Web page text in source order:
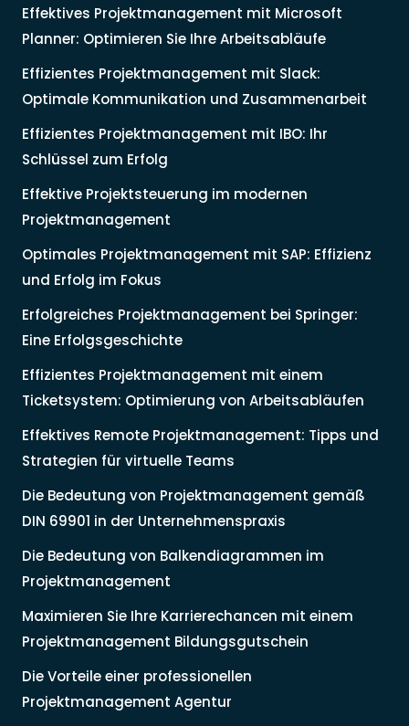
Effektives Projektmanagement mit Microsoft
Planner: Optimieren Sie Ihre Arbeitsabläufe
Effizientes Projektmanagement mit Slack:
Optimale Kommunikation und Zusammenarbeit
Effizientes Projektmanagement mit IBO: Ihr
Schlüssel zum Erfolg
Effektive Projektsteuerung im modernen
Projektmanagement
Optimales Projektmanagement mit SAP: Effizienz
und Erfolg im Fokus
Erfolgreiches Projektmanagement bei Springer:
Eine Erfolgsgeschichte
Effizientes Projektmanagement mit einem
Ticketsystem: Optimierung von Arbeitsabläufen
Effektives Remote Projektmanagement: Tipps und
Strategien für virtuelle Teams
Die Bedeutung von Projektmanagement gemäß
DIN 69901 in der Unternehmenspraxis
Die Bedeutung von Balkendiagrammen im
Projektmanagement
Maximieren Sie Ihre Karrierechancen mit einem
Projektmanagement Bildungsgutschein
Die Vorteile einer professionellen
Projektmanagement Agentur